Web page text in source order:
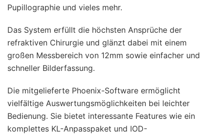
Pupillographie und vieles mehr.
Das System erfüllt die höchsten Ansprüche der
refraktiven Chirurgie und glänzt dabei mit einem
großen Messbereich von 12mm sowie einfacher und
schneller Bilderfassung.
Die mitgelieferte Phoenix-Software ermöglicht
vielfältige Auswertungsmöglichkeiten bei leichter
Bedienung. Sie bietet interessante Features wie ein
komplettes KL-Anpasspaket und IOD-